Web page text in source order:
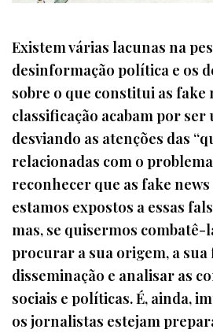
Existem várias lacunas na
desinformação política e os
sobre o que constitui as fake
classificação acabam por ser
desviando as atenções das
relacionadas com o
reconhecer que as fake
estamos expostos a essas
mas, se quisermos combatê-
procurar a sua origem, a sua
disseminação e analisar as
sociais e políticas. É, ainda,
os jornalistas estejam